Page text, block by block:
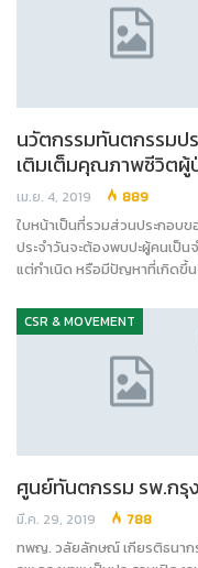
นวัตกรรมทันตกรรมป
เติมเต็มคุณภาพชีวิตผู้
เม.ย. 4, 2019 889
ใบหน้าเป็นที่รวมส่วนประกอบ
ประจำวันจะต้องพบปะผู้คนเป็
แต่กำเนิด หรือมีปัญหาที่เกิดขึ้
CSR & MOVEMENT
ศูนย์ทันตกรรม รพ.กรุ
มี.ค. 29, 2019 788
ทพญ. วลัยลักษณ์ เกียรติธนาก